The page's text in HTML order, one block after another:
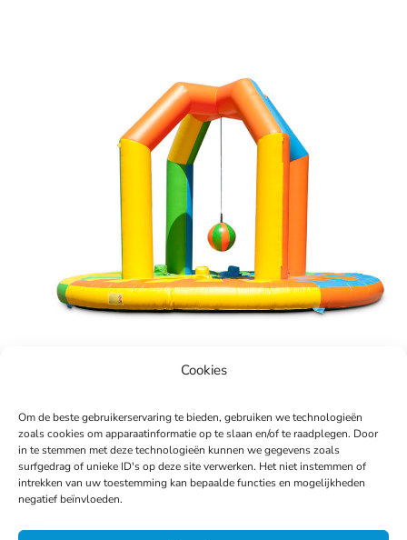
Cookies
Om de beste gebruikerservaring te bieden, gebruiken we technologieën
zoals cookies om apparaatinformatie op te slaan en/of te raadplegen. Door
in te stemmen met deze technologieën kunnen we gegevens zoals
surfgedrag of unieke ID's op deze site verwerken. Het niet instemmen of
intrekken van uw toestemming kan bepaalde functies en mogelijkheden
negatief beïnvloeden.
Dagprijs (incl btw)
€ 210
ma-zo • afhaal mogelijk (-20%)
Meest gekozen